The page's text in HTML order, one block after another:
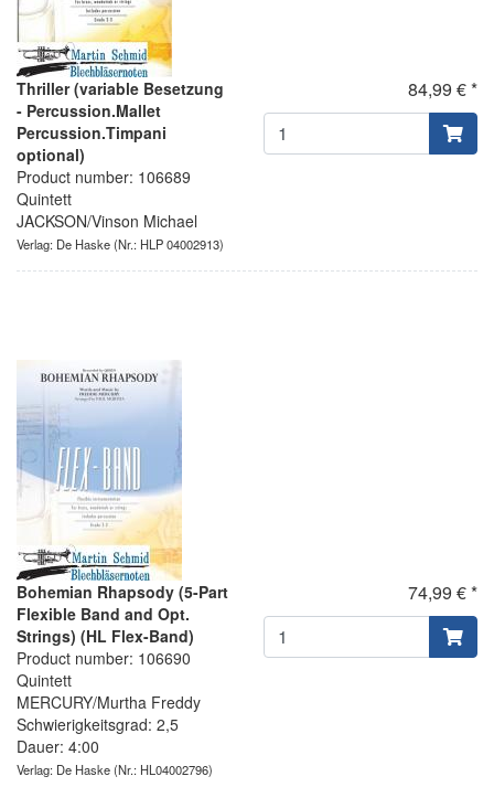
Thriller (variable Besetzung
- Percussion.Mallet
Percussion.Timpani
optional)
Product number: 106689
Quintett
JACKSON/Vinson Michael
Verlag: De Haske(Nr.: HLP 04002913)
84,99 € *
Bohemian Rhapsody (5-Part
Flexible Band and Opt.
Strings) (HL Flex-Band)
Product number: 106690
Quintett
MERCURY/Murtha Freddy
Schwierigkeitsgrad: 2,5
Dauer: 4:00
Verlag: De Haske(Nr.: HL04002796)
74,99 € *